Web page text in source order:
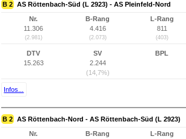
B 2 AS Röttenbach-Süd (L 2923) - AS Pleinfeld-Nord
Nr.
11.306
(2.981)
B-Rang
4.416
(2.073)
L-Rang
811
(403)
DTV
15.263
SV
2.244
(14,7%)
BPL
Infos...
B 2 AS Röttenbach-Nord - AS Röttenbach-Süd (L 2923)
Nr.
B-Rang
L-Rang